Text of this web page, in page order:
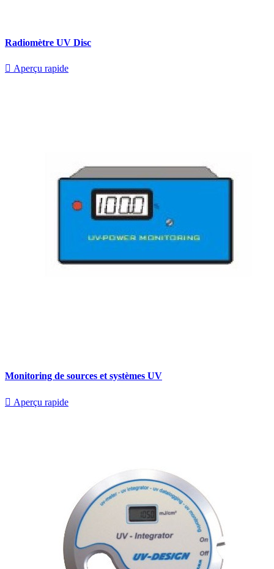
Radiomètre UV Disc
 Aperçu rapide
Monitoring de sources et systèmes UV
 Aperçu rapide